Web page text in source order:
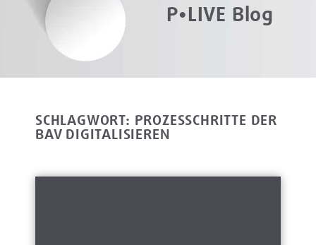
P•LIVE Blog
SCHLAGWORT: PROZESSCHRITTE DER
BAV DIGITALISIEREN